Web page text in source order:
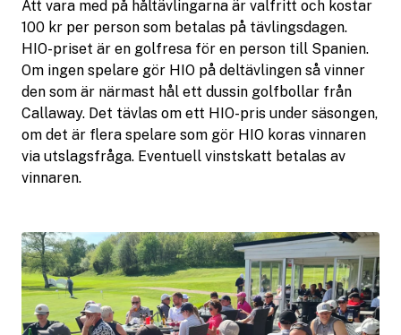
Att vara med på håltävlingarna är valfritt och kostar
100 kr per person som betalas på tävlingsdagen.
HIO-priset är en golfresa för en person till Spanien.
Om ingen spelare gör HIO på deltävlingen så vinner
den som är närmast hål ett dussin golfbollar från
Callaway. Det tävlas om ett HIO-pris under säsongen,
om det är flera spelare som gör HIO koras vinnaren
via utslagsfråga. Eventuell vinstskatt betalas av
vinnaren.